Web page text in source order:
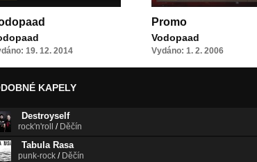
19. 12. 2014
Promo
Vodopaad
Vydáno: 1. 2. 2006
KAPELY
Destroyself
rock'n'roll / Děčín
Tabula Rasa
punk-rock / Děčín